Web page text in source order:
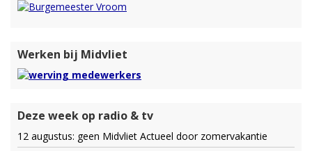
Werken bij Midvliet
Deze week op radio & tv
12 augustus: geen Midvliet Actueel door zomervakantie